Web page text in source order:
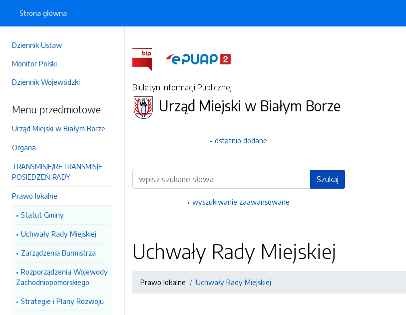
Dziennik Ustaw
Monitor Polski
Dziennik Wojewódzki
Menu przedmiotowe
Urząd Miejski w Białym Borze
Organa
TRANSMISJE/RETRANSMISJE
POSIEDZEŃ RADY
Prawo lokalne
Statut Gminy
Uchwały Rady Miejskiej
Zarządzenia Burmistrza
Rozporządzenia Wojewody
Zachodniopomorskiego
Strategie i Plany Rozwoju
Strona główna
Biuletyn Informacji Publicznej
Urząd Miejski w Białym Borze
ostatnio dodane
Wyszukiwarka Szukaj
wyszukiwanie zaawansowane
Uchwały Rady Miejskiej
Prawo lokalne Uchwały Rady Miejskiej